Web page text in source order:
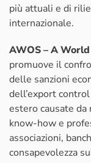
più attuali e di
internazionale.
AWOS – A
promuove il
delle sanzioni
dell’export
estero causate
know-how e
associazioni,
consapevolezza